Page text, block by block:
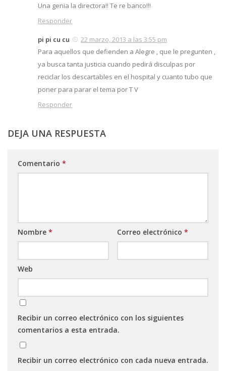
Una genia la directora!! Te re banco!!!
Responder
pi pi cu cu
22 marzo, 2013 a las 3:55 pm
Para aquellos que defienden a Alegre , que le pregunten ,
ya busca tanta justicia cuando pedirá disculpas por
reciclar los descartables en el hospital y cuanto tubo que
poner para parar el tema por T V
Responder
DEJA UNA RESPUESTA
Comentario *
Nombre * Correo electrónico *
Web
Recibir un correo electrónico con los siguientes
comentarios a esta entrada.
Recibir un correo electrónico con cada nueva entrada.